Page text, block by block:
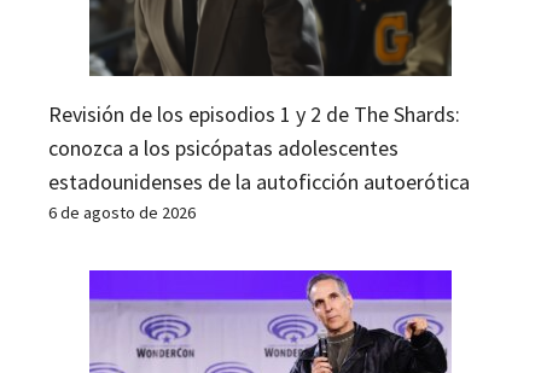
Revisión de los episodios 1 y 2 de The Shards:
conozca a los psicópatas adolescentes
estadounidenses de la autoficción autoerótica
6 de agosto de 2026